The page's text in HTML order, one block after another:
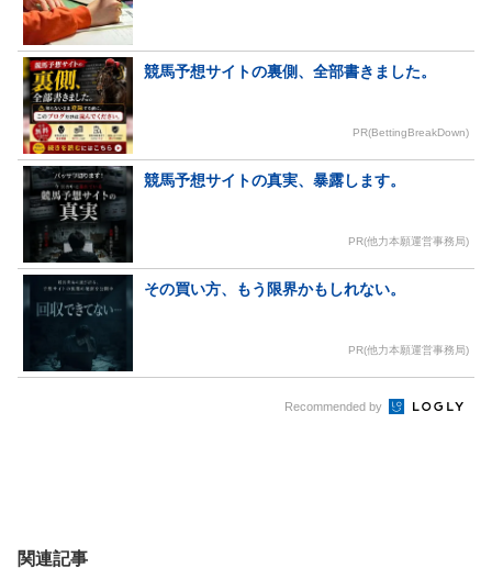
競馬予想サイトの裏側、全部書きました。
PR(BettingBreakDown)
競馬予想サイトの真実、暴露します。
PR(他力本願運営事務局)
その買い方、もう限界かもしれない。
PR(他力本願運営事務局)
Recommended by
関連記事